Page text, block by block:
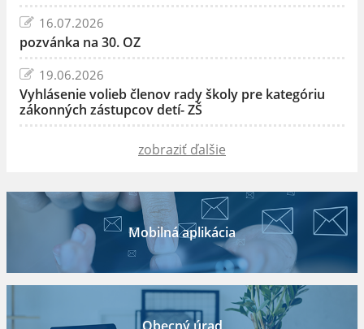
16.07.2026
pozvánka na 30. OZ
19.06.2026
Vyhlásenie volieb členov rady školy pre kategóriu
zákonných zástupcov detí- ZŠ
zobraziť ďalšie
Mobilná aplikácia